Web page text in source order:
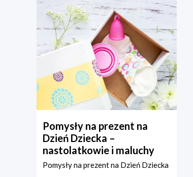
Pomysły na prezent na
Dzień Dziecka –
nastolatkowie i maluchy
Pomysły na prezent na Dzień Dziecka